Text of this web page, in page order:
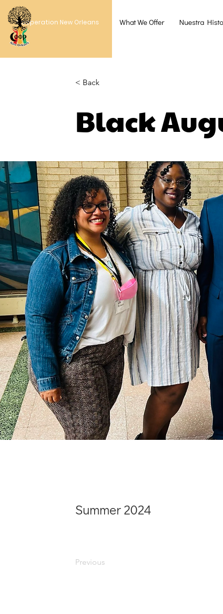
Cooperation New Orleans What We Offer Nuestra
< Back
Black
Summer 2024
Previous